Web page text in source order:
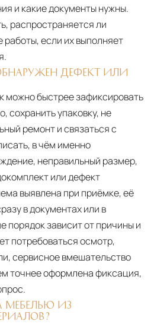
и какие документы нужны.
распространяется ли
если их выполняет
ДЕФЕКТ ИЛИ
можно быстрее зафиксировать
сохранить упаковку, не
ремонт и связаться с
в чём именно
неправильный размер,
или дефект
выявлена при приёмке, её
в документах или в
порядок зависит от причины и
потребоваться осмотр,
сервисное вмешательство
точнее оформлена фиксация,
МЕБЕЛЬЮ ИЗ